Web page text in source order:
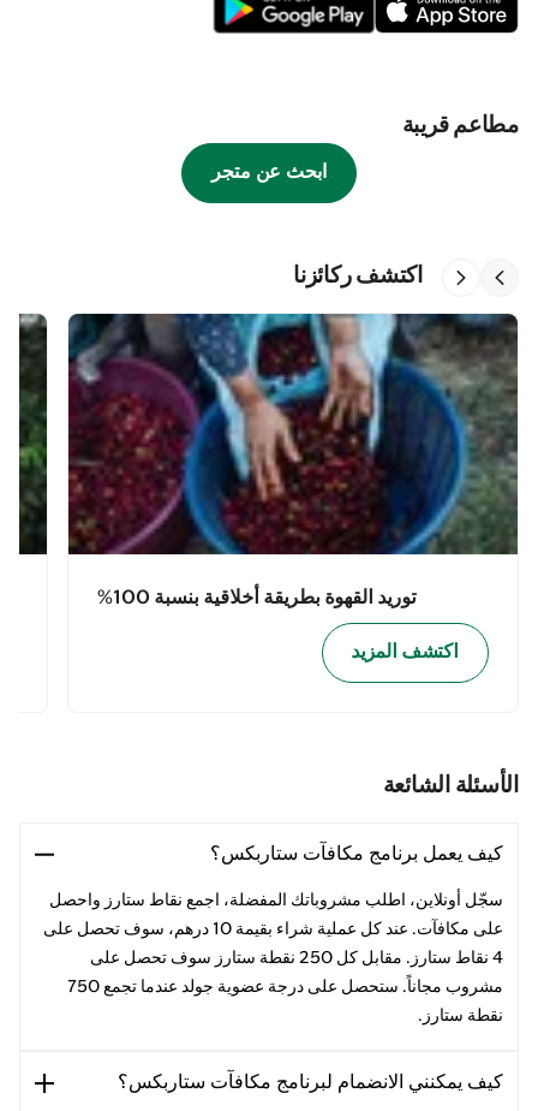
مطاعم قريبة
ابحث عن متجر
اكتشف ركائزنا
توريد القهوة بطريقة أخلاقية بنسبة 100%
اكتشف المزيد
الأسئلة الشائعة
كيف يعمل برنامج مكافآت ستاربكس؟
سجّل أونلاين، اطلب مشروباتك المفضلة، اجمع نقاط ستارز واحصل
على مكافآت. عند كل عملية شراء بقيمة 10 درهم، سوف تحصل على
4 نقاط ستارز. مقابل كل 250 نقطة ستارز سوف تحصل على
مشروب مجاناً. ستحصل على درجة عضوية جولد عندما تجمع 750
نقطة ستارز.
كيف يمكنني الانضمام لبرنامج مكافآت ستاربكس؟